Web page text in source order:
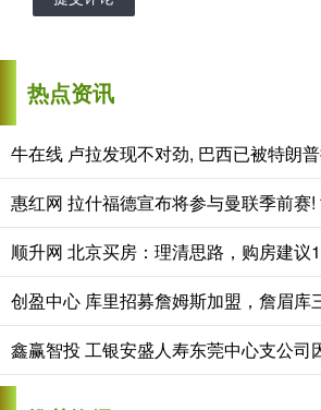
热点资讯
顺升网 北京买房：理清思路，购房建议
创盈中心 库里招募詹姆斯加盟，詹眉库